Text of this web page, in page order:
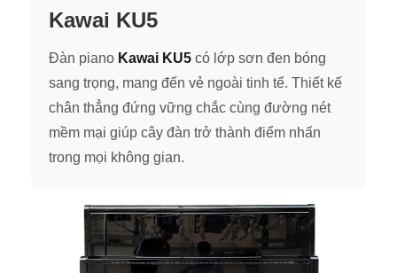
Kawai KU5
Đàn piano Kawai KU5 có lớp sơn đen bóng
sang trọng, mang đến vẻ ngoài tinh tế. Thiết kế
chân thẳng đứng vững chắc cùng đường nét
mềm mại giúp cây đàn trở thành điểm nhấn
trong mọi không gian.